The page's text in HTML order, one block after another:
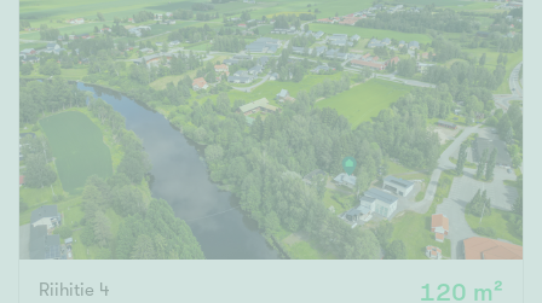
Riihitie 4
120 m²